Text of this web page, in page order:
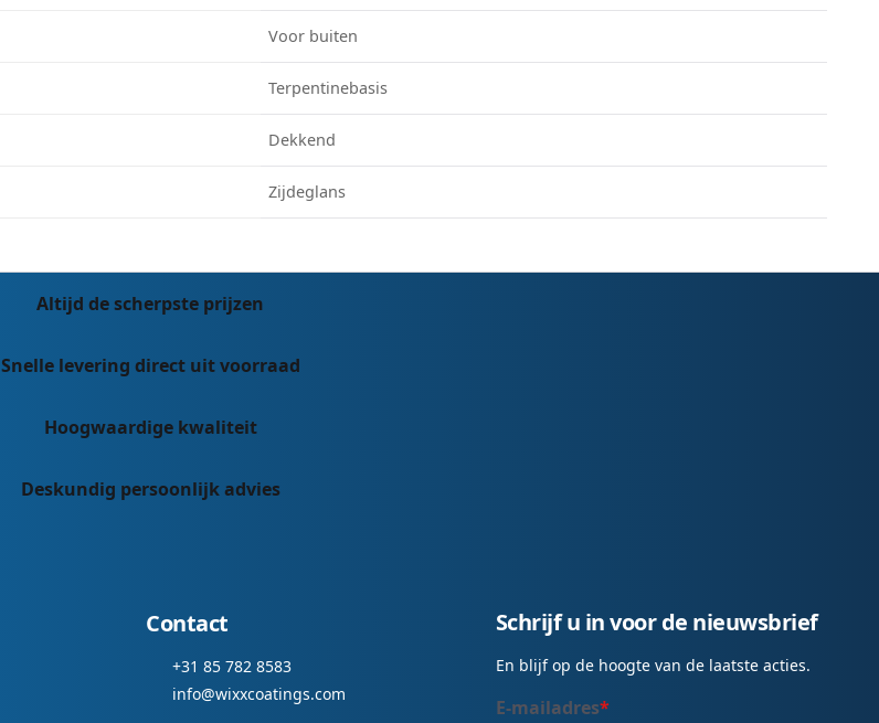
Voor buiten
Terpentinebasis
Dekkend
Zijdeglans
Altijd de scherpste prijzen
Snelle levering direct uit voorraad
Hoogwaardige kwaliteit
Deskundig persoonlijk advies
Contact
+31 85 782 8583
info@wixxcoatings.com
Schrijf u in voor de nieuwsbrief
En blijf op de hoogte van de laatste acties.
E-mailadres*